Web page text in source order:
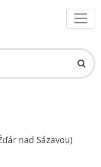
nad Sázavou)